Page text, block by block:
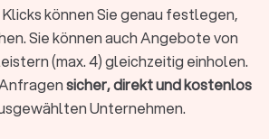
findet längst nicht mehr nur im
Digitale Kanzleien bieten ihre
online an, von der
zur Videoberatung. Beide Modelle
können Sie genau festlegen,
Sie können auch Angebote von
(max. 4) gleichzeitig einholen.
sicher, direkt und kostenlos
Unternehmen.